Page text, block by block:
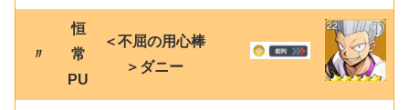
〃
恒
常
PU
＜不屈の用心棒
＞ダニー